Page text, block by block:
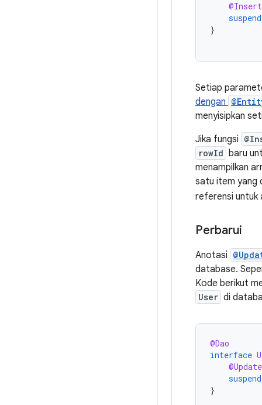
@Insert
suspend
}
Setiap
dengan
menyisipkan
Jika fungsi
rowId baru
menampilkan
satu item yang
referensi
Perbarui
Anotasi
database.
Kode berikut
User di
@Dao
interface
@Update
suspend
}